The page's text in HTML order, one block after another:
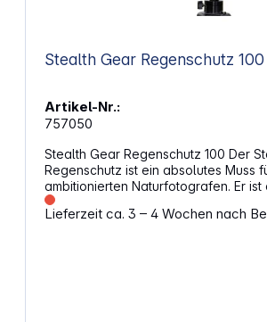
Stealth Gear Regenschutz 100
Artikel-Nr.:
757050
Stealth Gear Regenschutz 100 Der Stealth Gear
Regenschutz ist ein absolutes Muss
ambitionierten Naturfotografen. Er ist
anzubringen und schützt Ihr Objektiv
und Wetter. Highlights: Kompatibel mit vielen
Lieferzeit ca. 3 – 4 Wochen nach